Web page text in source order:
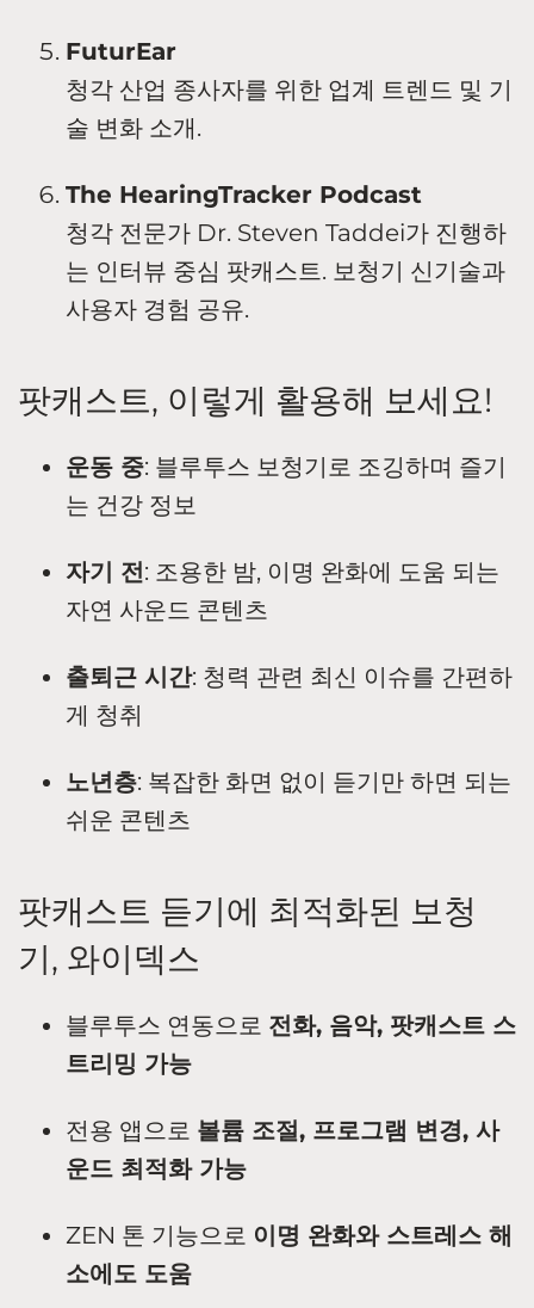
FuturEar
청각 산업 종사자를 위한 업계 트렌드 및 기
술 변화 소개.
The HearingTracker Podcast
청각 전문가 Dr. Steven Taddei가 진행하
는 인터뷰 중심 팟캐스트. 보청기 신기술과
사용자 경험 공유.
팟캐스트, 이렇게 활용해 보세요!
운동 중: 블루투스 보청기로 조깅하며 즐기
는 건강 정보
자기 전: 조용한 밤, 이명 완화에 도움 되는
자연 사운드 콘텐츠
출퇴근 시간: 청력 관련 최신 이슈를 간편하
게 청취
노년층: 복잡한 화면 없이 듣기만 하면 되는
쉬운 콘텐츠
팟캐스트 듣기에 최적화된 보청
기, 와이덱스
블루투스 연동으로 전화, 음악, 팟캐스트 스
트리밍 가능
전용 앱으로 볼륨 조절, 프로그램 변경, 사
운드 최적화 가능
ZEN 톤 기능으로 이명 완화와 스트레스 해
소에도 도움